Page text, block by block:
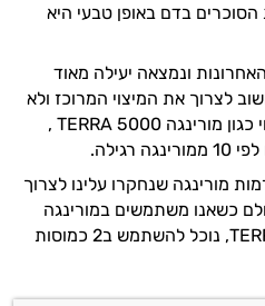
הסוכרים בדם באופן טבעי היא
ונמצאה יעילה מאוד
לצרוך את המיצוי המרוכז ולא
ממיצוי כגון מורינגה TERRA 5000 ,
מורינגה שנחקרו עלינו לצרוך
אולם כשאנו משתמשים במורינגה
מרוכזת כגון מורינגה TERRA 5000, נוכל להשתמש ב2 כמוסות